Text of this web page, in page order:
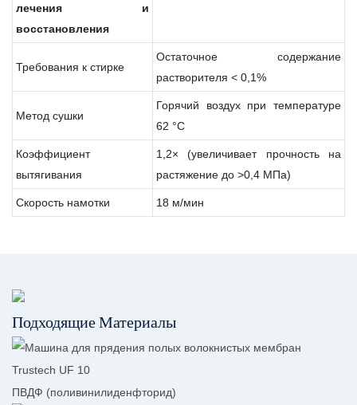
лечения
и
восстановления
Требования к стирке
Остаточное содержание
растворителя < 0,1%
Метод сушки
Горячий воздух при температуре
62 °C
Коэффициент
вытягивания
1,2× (увеличивает прочность на
растяжение до >0,4 МПа)
Скорость намотки 18 м/мин
Подходящие Материалы
ПВДФ (поливинилиденфторид)